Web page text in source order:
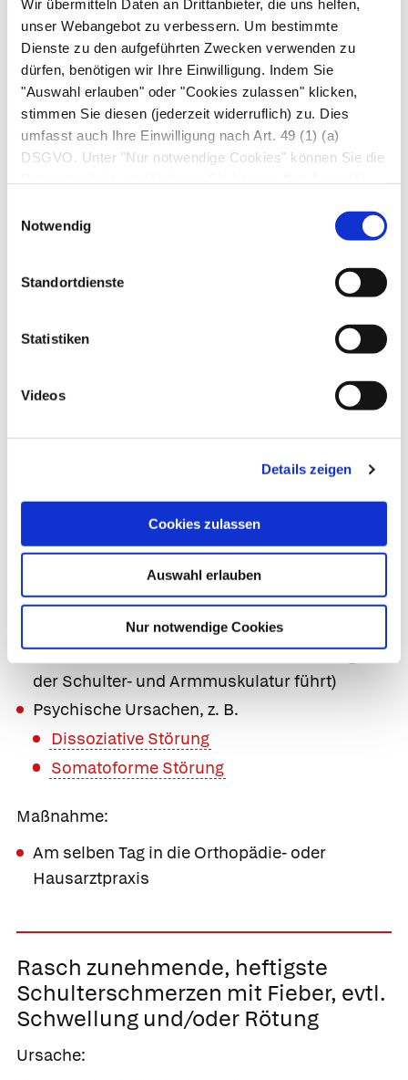
Wir übermitteln Daten an Drittanbieter, die uns helfen,
unser Webangebot zu verbessern. Um bestimmte
Dienste zu den aufgeführten Zwecken verwenden zu
dürfen, benötigen wir Ihre Einwilligung. Indem Sie
"Auswahl erlauben" oder "Cookies zulassen" klicken,
stimmen Sie diesen (jederzeit widerruflich) zu. Dies
umfasst auch Ihre Einwilligung nach Art. 49 (1) (a)
DSGVO. Unter "Nur notwendige Cookies" können Sie die
Notwendig
Standortdienste
Statistiken
Videos
Details zeigen
Cookies zulassen
Auswahl erlauben
Nur notwendige Cookies
Schmerzausstrahlung in einzelne
Finger
Ursachen:
Bandscheibenvorfall
in der unteren
Halswirbelsäule
Blockierter Wirbel in der unteren
Am selben Tag in die Orthopädie- oder
Rasch zunehmende, brennende
nach einigen Tagen Lähmungen von
Schulter- und/oder Armmuskeln
Ursachen:
Neuralgische Schulteramyotrophie (selten
auftretende, akute Entzündung des
Armnervengeflechts, die zu starken
Schmerzen und anschließenden Lähmungen
der Schulter- und Armmuskulatur führt)
Psychische Ursachen, z. B.
Dissoziative Störung
Somatoforme Störung
Maßnahme:
Am selben Tag in die Orthopädie- oder
Hausarztpraxis
Rasch zunehmende, heftigste
Schulterschmerzen mit Fieber, evtl.
Schwellung und/oder Rötung
Ursache: